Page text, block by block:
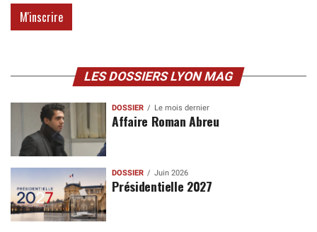
LES DOSSIERS LYON MAG
DOSSIER Le mois dernier
Affaire Roman Abreu
DOSSIER Juin 2026
Présidentielle 2027